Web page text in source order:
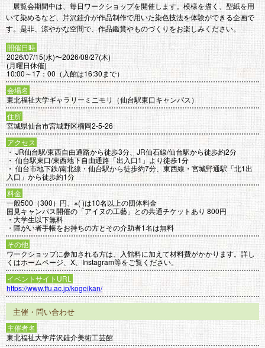
展覧会期間中は、毎日ワークショップを開催します。模様を描く、型紙を用
いて染めるなど、芹沢銈介が作品制作で用いた染色技法を体験ができる企画で
す。是非、涼やかな空間で、作品鑑賞やものづくりをお楽しみください。
開催日時
2026/07/15(水)〜2026/08/27(木)
(月曜日休催)
10:00～17：00（入館は16:30まで）
会場名
東北福祉大学ギャラリーミニモリ（仙台駅東口キャンパス）
住所
宮城県仙台市宮城野区榴岡2-5-26
アクセス
・ JR仙台駅/東西自由通路から徒歩3分、JR仙石線/仙台駅から徒歩約2分
・ 仙台駅東口/東西地下自由通路「出入口1」より徒歩1分
・ 仙台市地下鉄/南北線・仙台駅から徒歩約7分、東西線・宮城野通駅「北1出
入口」から徒歩約1分
料金
一般500（300）円、※( )は10名以上の団体料金
国見キャンパス開催の「アイヌの工藝」との共通チケットあり 800円
・大学生以下無料
・障がい者手帳をお持ちの方とその介助者1名は無料
その他
ワークショップに参加される方は、入館料に加えて材料費がかかります。詳し
くはホームページ、X、Instagram等をご覧ください。
イベントサイトURL
https://www.tfu.ac.jp/kogeikan/
主催・問い合わせ
主催者名
東北福祉大学芹沢銈介美術工芸館